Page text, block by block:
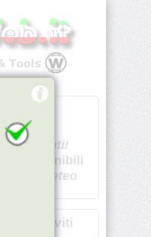
U - -
Spiacenti!
non disponibili
Dati meteo
Iscriviti